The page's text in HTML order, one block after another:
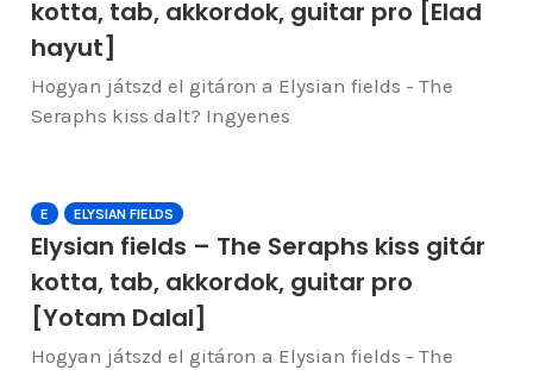
kotta, tab, akkordok, guitar pro [Elad
hayut]
Hogyan játszd el gitáron a Elysian fields - The
Seraphs kiss dalt? Ingyenes
E ELYSIAN FIELDS
Elysian fields – The Seraphs kiss gitár
kotta, tab, akkordok, guitar pro
[Yotam Dalal]
Hogyan játszd el gitáron a Elysian fields - The